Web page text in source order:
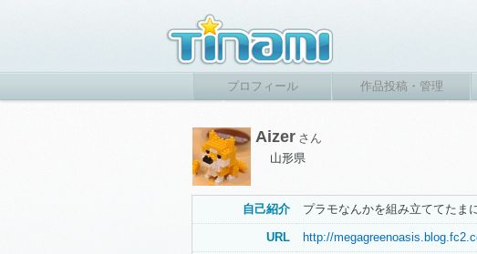
プロフィール 作品投稿・管理
Aizer さん
山形県
自己紹介 プラモなんかを組み立ててたま
URL http://